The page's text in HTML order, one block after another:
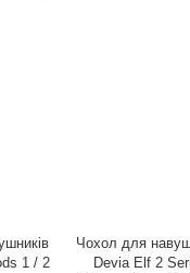
1 / 2
Чохол для
Devia Elf 2